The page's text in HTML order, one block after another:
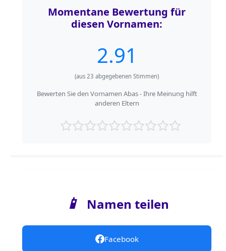
Momentane Bewertung für
diesen Vornamen:
2.91
(aus 23 abgegebenen Stimmen)
Bewerten Sie den Vornamen Abas - Ihre Meinung hilft
anderen Eltern
📱 Namen teilen
Facebook